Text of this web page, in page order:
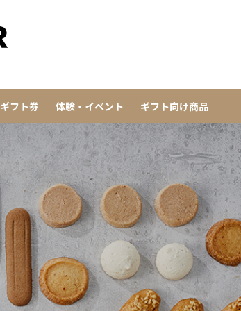
ギフト券 体験・イベント ギフト向け商品